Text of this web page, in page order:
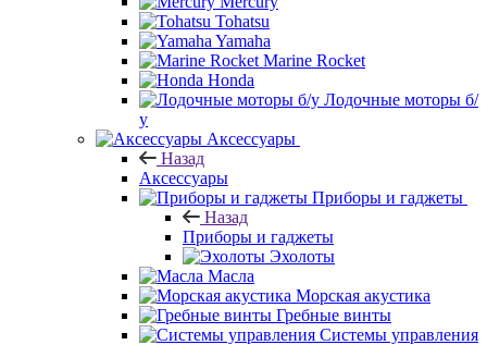
Tohatsu
Yamaha
Marine Rocket
Honda
Лодочные моторы б/
у
Аксессуары
Назад
Аксессуары
Приборы и гаджеты
Назад
Приборы и гаджеты
Эхолоты
Масла
Морская акустика
Гребные винты
Системы управления